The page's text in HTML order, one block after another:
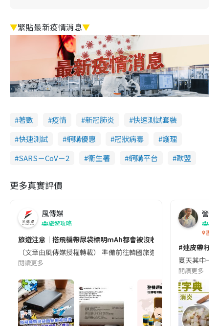
▼緊貼最新疫情消息▼
著數 疫情 新冠肺炎
快速測試套裝
快速測試
網購優惠 冠狀病毒
護理
SARS－CoV－2
衞生署 網購平台 歐盟
更多真實評價
風傳媒
旅遊攻略
旅遊注意｜搭飛機帶尿袋標明mAh都會被沒收😱出發前切記檢查
（文章由風傳媒授權轉載） 準備前往韓國旅遊的民眾，近期要
閱讀更多
營養
香港
#連皮帶籽
夏天其中一
閱讀更多